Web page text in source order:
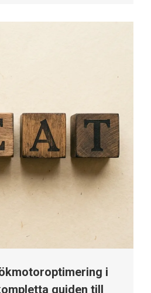
i
guiden till